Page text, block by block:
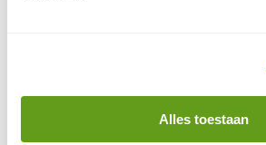
Alles toestaan
Individuele reis